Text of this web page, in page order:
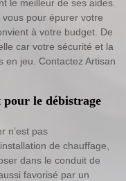
le meilleur de ses aides.
pour épurer votre
à votre budget. De
car votre sécurité et la
en jeu. Contactez Artisan
pour le débistrage
n’est pas
de chauffage,
dans le conduit de
favorisé par un